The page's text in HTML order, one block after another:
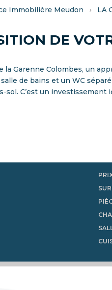
Immobilière Meudon › LA
DE
la Garenne Colombes, un
de bains et un WC
sol. C’est un